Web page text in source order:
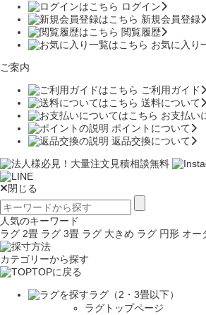
ログイン
新規会員登録
閲覧履歴
お気に入り
ご案内
ご利用ガイド
送料について
お支払い
ポイントについて
返品交換について
閉じる
人気のキーワード
ラグ 2畳 ラグ 3畳 ラグ 大きめ ラグ 円形 オー
カテゴリーから探す
TOPに戻る
ラグ（2・3畳以下）
ラグトップページ